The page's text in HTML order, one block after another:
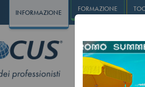
INFORMAZIONE FORMAZIONE